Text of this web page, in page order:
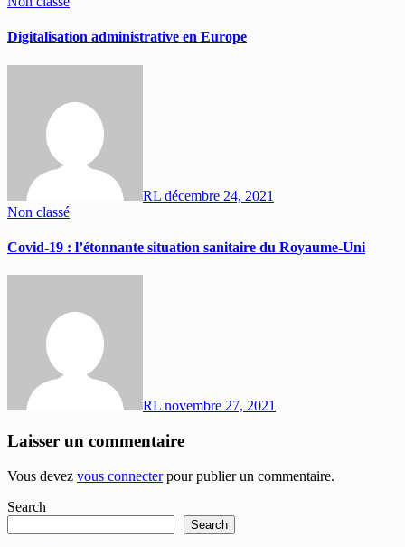
Digitalisation administrative en Europe
RL décembre 24, 2021
Non classé
Covid-19 : l’étonnante situation sanitaire du Royaume-Uni
RL novembre 27, 2021
Laisser un commentaire
Vous devez vous connecterpour publier un commentaire.
Search
Search